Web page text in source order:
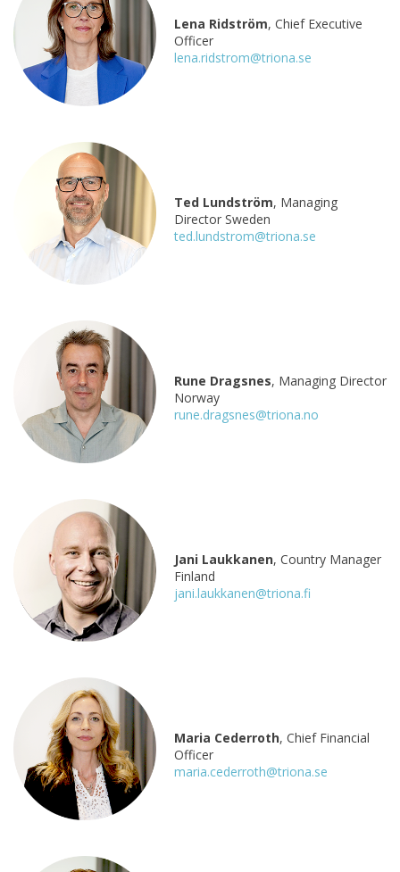
Lena Ridström, Chief Executive
Officer
lena.ridstrom@triona.se
Ted Lundström, Managing
Director Sweden
ted.lundstrom@triona.se
Rune Dragsnes, Managing Director
Norway
rune.dragsnes@triona.no
Jani Laukkanen, Country Manager
Finland
jani.laukkanen@triona.fi
Maria Cederroth, Chief Financial
Officer
maria.cederroth@triona.se